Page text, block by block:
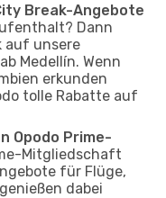
Break-Angebote
Dann
auf unsere
ab Medellín. Wenn
erkunden
tolle Rabatte auf
Opodo Prime-
Mitgliedschaft
für Flüge,
dabei